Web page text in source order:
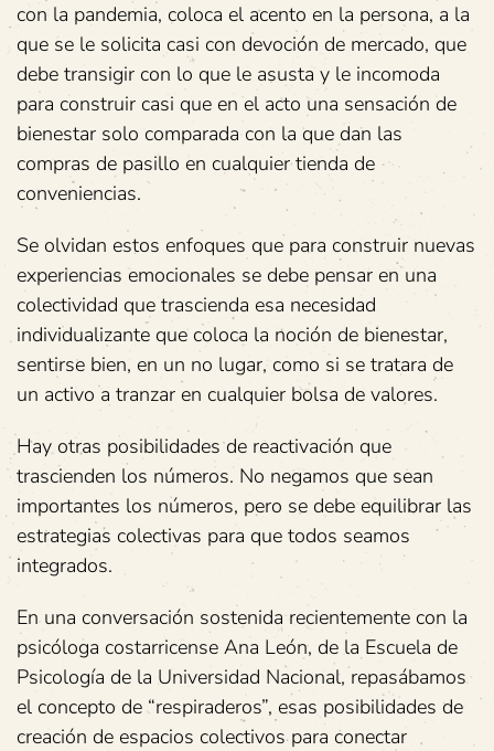
con la pandemia, coloca el acento en la persona, a la
que se le solicita casi con devoción de mercado, que
debe transigir con lo que le asusta y le incomoda
para construir casi que en el acto una sensación de
bienestar solo comparada con la que dan las
compras de pasillo en cualquier tienda de
conveniencias.
Se olvidan estos enfoques que para construir nuevas
experiencias emocionales se debe pensar en una
colectividad que trascienda esa necesidad
individualizante que coloca la noción de bienestar,
sentirse bien, en un no lugar, como si se tratara de
un activo a tranzar en cualquier bolsa de valores.
Hay otras posibilidades de reactivación que
trascienden los números. No negamos que sean
importantes los números, pero se debe equilibrar las
estrategias colectivas para que todos seamos
integrados.
En una conversación sostenida recientemente con la
psicóloga costarricense Ana León, de la Escuela de
Psicología de la Universidad Nacional, repasábamos
el concepto de “respiraderos”, esas posibilidades de
creación de espacios colectivos para conectar